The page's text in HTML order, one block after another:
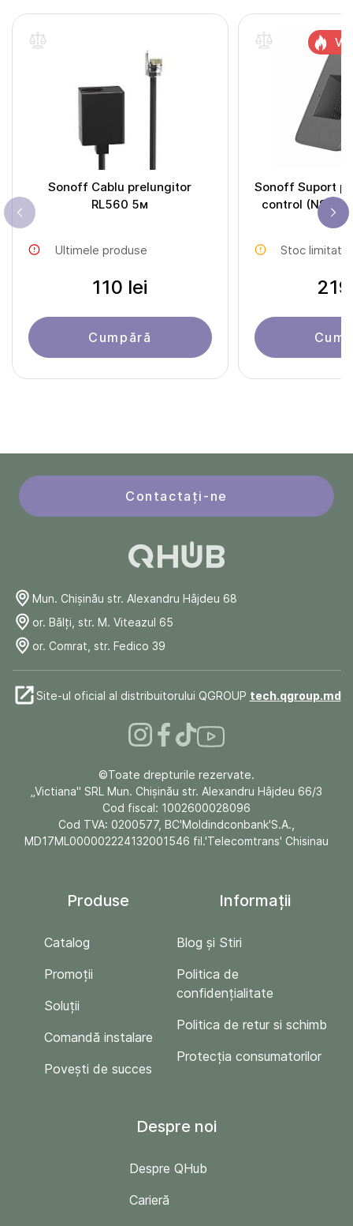
Sonoff Cablu prelungitor
RL560 5м
Ultimele produse
110 lei
Cumpără
Sonoff Suport
control
Stoc limitat
Contactați-ne
Mun. Chişinău str. Alexandru Hâjdeu 68
or. Bălți, str. M. Viteazul 65
or. Comrat, str. Fedico 39
Site-ul oficial al distribuitorului QGROUP tech.qgroup.md
©Toate drepturile rezervate.
„Victiana" SRL Mun. Chişinău str. Alexandru Hâjdeu 66/3
Cod fiscal: 1002600028096
Cod TVA: 0200577, BC'Moldindconbank'S.A.,
MD17ML000002224132001546 fil.'Telecomtrans' Chisinau
Produse
Catalog
Promoții
Soluții
Comandă instalare
Povești de succes
Informații
Blog și Stiri
Politica de
confidențialitate
Politica de retur si schimb
Protecția consumatorilor
Despre noi
Despre QHub
Carieră